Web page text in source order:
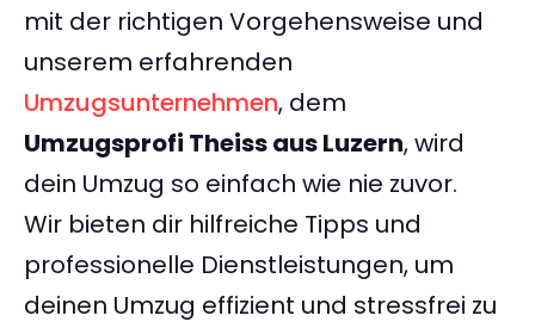
mit der richtigen Vorgehensweise und
unserem erfahrenden
Umzugsunternehmen, dem
Umzugsprofi Theiss aus Luzern, wird
dein Umzug so einfach wie nie zuvor.
Wir bieten dir hilfreiche Tipps und
professionelle Dienstleistungen, um
deinen Umzug effizient und stressfrei zu